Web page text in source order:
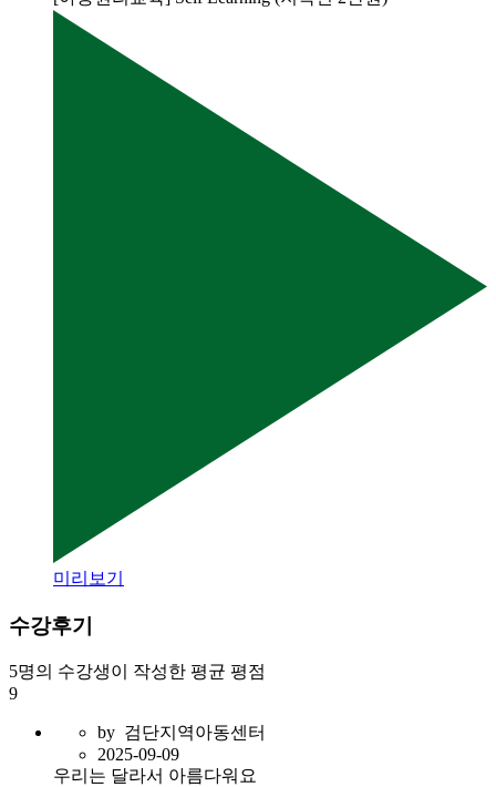
미리보기
수강후기
5명의 수강생이 작성한 평균 평점
9
by 검단지역아동센터
2025-09-09
우리는 달라서 아름다워요